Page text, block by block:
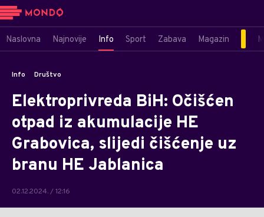
Naslovna Najnovije Info Sport Zabava Magazin
Info Društvo
Elektroprivreda BiH: Očišćen
otpad iz akumulacije HE
Grabovica, slijedi čišćenje uz
branu HE Jablanica
02.12.2024. / 12:16